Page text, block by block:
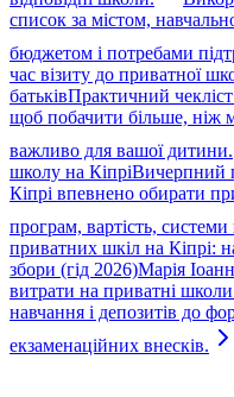
список за містом,
бюджетом і потребами
час візиту до приватної
батьківПрактичний
щоб побачити більше, ніж
важливо для вашої дитини.
школу на КіпріВичерпний
Кіпрі впевнено обирати
програм, вартість,
приватних шкіл на Кіпрі:
збори (гід 2026)Марія
витрати на приватні школи
навчання і депозитів до
екзаменаційних внесків.